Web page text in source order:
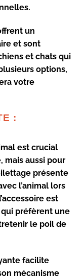
un
et sont
et chats qui
options,
votre
:
est crucial
mais aussi pour
présente
l’animal lors
est
préfèrent une
le poil de
facilite
mécanisme